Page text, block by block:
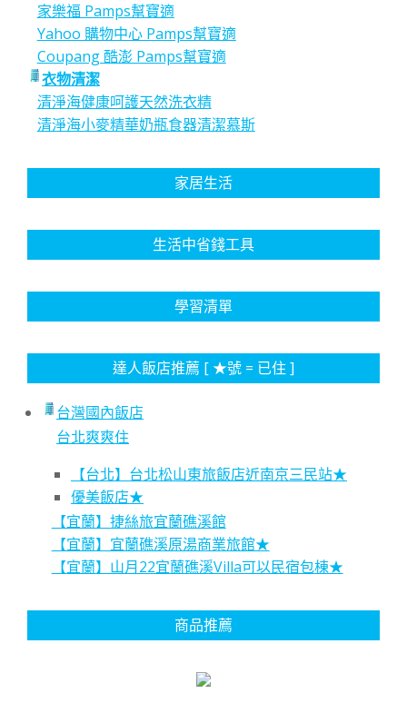
家樂福 Pamps幫寶適
Yahoo 購物中心 Pamps幫寶適
Coupang 酷澎 Pamps幫寶適
衣物清潔
清淨海健康呵護天然洗衣精
清淨海小麥精華奶瓶食器清潔慕斯
家居生活
生活中省錢工具
學習清單
達人飯店推薦 [ ★號 = 已住 ]
台灣國內飯店
台北爽爽住
【台北】台北松山東旅飯店近南京三民站★
優美飯店★
【宜蘭】捷絲旅宜蘭礁溪館
【宜蘭】宜蘭礁溪原湯商業旅館★
【宜蘭】山月22宜蘭礁溪Villa可以民宿包棟★
商品推薦